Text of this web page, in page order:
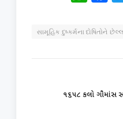
સામૂહિક દુષ્કર્મના દોષિતોને
૧૬૫૮ કિલો ગૌમાંસ